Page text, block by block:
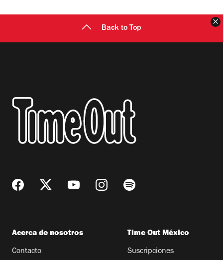
Back to Top
Acerca de nosotros
Contacto
Time Out México
Suscripciones